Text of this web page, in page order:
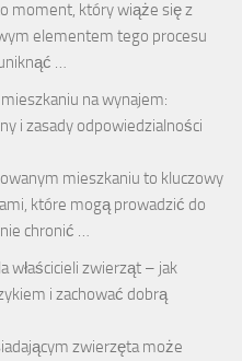
moment, który wiąże się z
elementem tego procesu
…
na wynajem:
i zasady odpowiedzialności
mieszkaniu to kluczowy
które mogą prowadzić do
chronić …
właścicieli zwierząt – jak
i zachować dobrą
zwierzęta może